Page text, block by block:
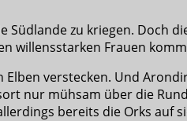
zu kriegen. Doch
willensstarken Frauen
verstecken. Und
nur mühsam über die
bereits die Orks auf